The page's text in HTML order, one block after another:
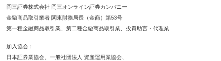
岡三証券株式会社 岡三オンライン証券カンパニー
金融商品取引業者 関東財務局長（金商）第53号
第一種金融商品取引業
第二種金融商品取引業 投資助言・代理業
加入協会
日本証券業協会
一般社団法人 資産運用業協会